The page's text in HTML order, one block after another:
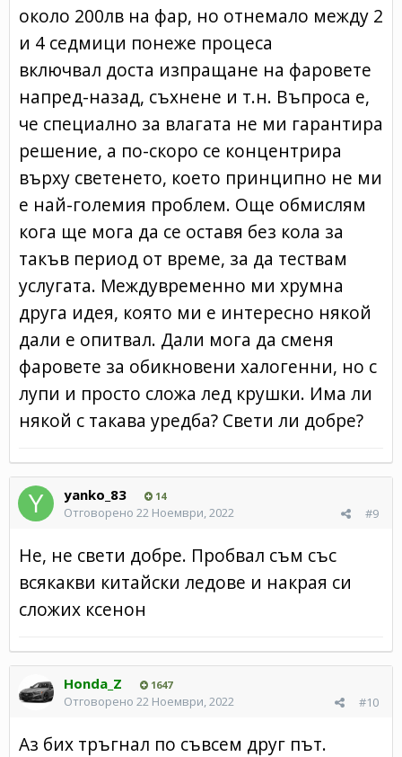
около 200лв на фар, но отнемало между 2
и 4 седмици понеже процеса
включвал доста изпращане на фаровете
напред-назад, съхнене и т.н. Въпроса е,
че специално за влагата не ми гарантира
решение, а по-скоро се концентрира
върху светенето, което принципно не ми
е най-големия проблем. Още обмислям
кога ще мога да се оставя без кола за
такъв период от време, за да тествам
услугата. Междувременно ми хрумна
друга идея, която ми е интересно някой
дали е опитвал. Дали мога да сменя
фаровете за обикновени халогенни, но с
лупи и просто сложа лед крушки. Има ли
някой с такава уредба? Свети ли добре?
yanko_83 14
#9
Отговорено 22 Ноември, 2022
Не, не свети добре. Пробвал съм със
всякакви китайски ледове и накрая си
сложих ксенон
Honda_Z 1647
#10
Отговорено 22 Ноември, 2022
Аз бих тръгнал по съвсем друг път.